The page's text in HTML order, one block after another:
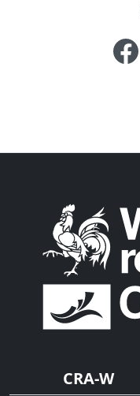
CRA-W